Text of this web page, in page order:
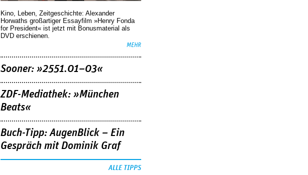
Kino, Leben, Zeitgeschichte: Alexander
Horwaths großartiger Essayfilm »Henry Fonda
for President« ist jetzt mit Bonusmaterial als
DVD erschienen.
MEHR
Sooner: »2551.01–03«
ZDF-Mediathek: »München
Beats«
Buch-Tipp: AugenBlick – Ein
Gespräch mit Dominik Graf
ALLE TIPPS